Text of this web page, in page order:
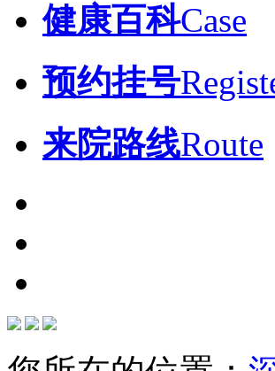
健康百科Case
预约挂号
来院路线Route